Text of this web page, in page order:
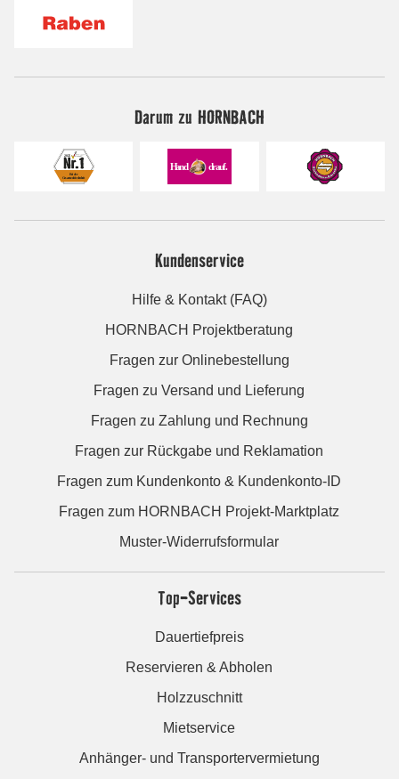
Darum zu HORNBACH
Kundenservice
Hilfe & Kontakt (FAQ)
HORNBACH Projektberatung
Fragen zur Onlinebestellung
Fragen zu Versand und Lieferung
Fragen zu Zahlung und Rechnung
Fragen zur Rückgabe und Reklamation
Fragen zum Kundenkonto & Kundenkonto-ID
Fragen zum HORNBACH Projekt-Marktplatz
Muster-Widerrufsformular
Top-Services
Dauertiefpreis
Reservieren & Abholen
Holzzuschnitt
Mietservice
Anhänger- und Transportervermietung